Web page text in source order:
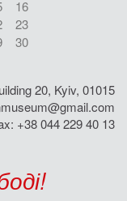
16
23
30
20, Kyiv, 01015
+38 044 229 40 13